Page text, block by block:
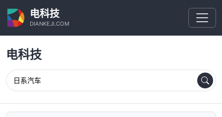
电科技
DIANKEJI.COM
电科技